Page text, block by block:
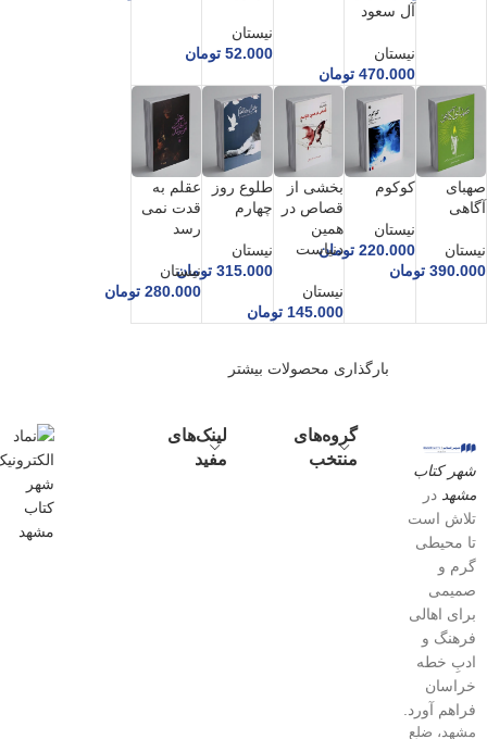
آل سعود
نیستان
470.000 تومان
نیستان
52.000 تومان
صهبای
آگاهی
نیستان
390.000 تومان
کوکوم
نیستان
220.000 تومان
بخشی از
قصاص در
همین
دنیاست
نیستان
145.000 تومان
طلوع روز
چهارم
نیستان
315.000 تومان
عقلم به
قدت نمی
رسد
نیستان
280.000 تومان
بارگذاری محصولات بیشتر
شهر کتاب
مشهد در
تلاش است
تا محیطی
گرم و
صمیمی
برای اهالی
فرهنگ و
ادبِ خطه
خراسان
فراهم آورد.
مشهد، ضلع
گروه‌های
منتخب
لینک‌های
مفید